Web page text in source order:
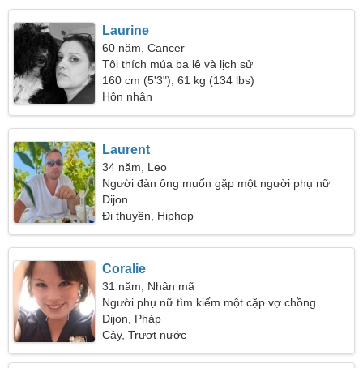
Laurine
60 năm, Cancer
Tôi thích múa ba lê và lịch sử
160 cm (5'3"), 61 kg (134 lbs)
Hôn nhân
Laurent
34 năm, Leo
Người đàn ông muốn gặp một người phụ nữ
Dijon
Đi thuyền, Hiphop
Coralie
31 năm, Nhân mã
Người phụ nữ tìm kiếm một cặp vợ chồng
Dijon, Pháp
Cây, Trượt nước